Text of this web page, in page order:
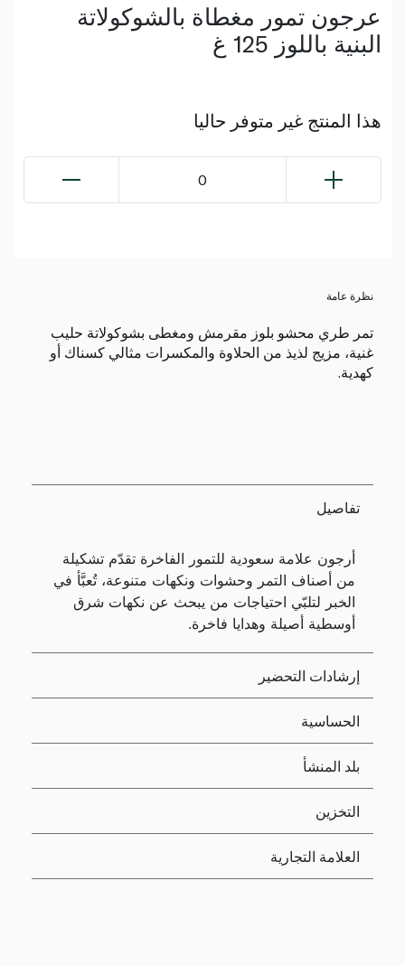
عرجون تمور مغطاة بالشوكولاتة
البنية باللوز 125 غ
هذا المنتج غير متوفر حاليا
0
نظرة عامة
تمر طري محشو بلوز مقرمش ومغطى بشوكولاتة حليب
غنية، مزيج لذيذ من الحلاوة والمكسرات مثالي كسناك أو
كهدية.
تفاصيل
أرجون علامة سعودية للتمور الفاخرة تقدّم تشكيلة
من أصناف التمر وحشوات ونكهات متنوعة، تُعبَّأ في
الخبر لتلبّي احتياجات من يبحث عن نكهات شرق
أوسطية أصيلة وهدايا فاخرة.
إرشادات التحضير
الحساسية
بلد المنشأ
التخزين
العلامة التجارية